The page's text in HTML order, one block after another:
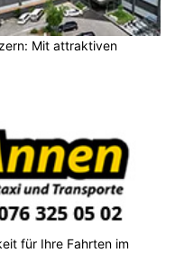
Mit attraktiven
für Ihre Fahrten im